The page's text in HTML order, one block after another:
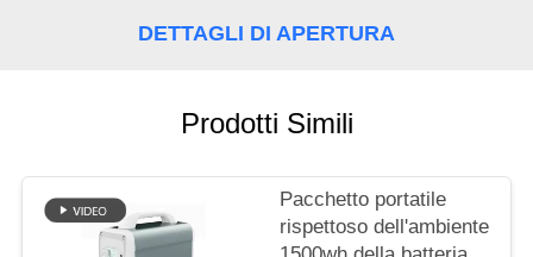
PRIVACY
POLICY
DETTAGLI DI APERTURA
Prodotti Simili
Pacchetto portatile
rispettoso dell'ambiente